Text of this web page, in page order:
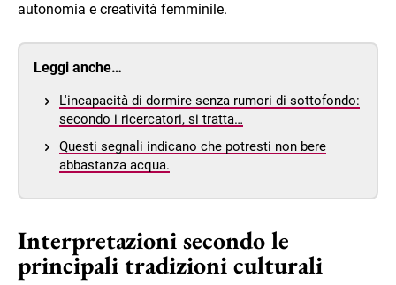
autonomia e creatività femminile.
Leggi anche…
L'incapacità di dormire senza rumori di sottofondo:
secondo i ricercatori, si tratta…
Questi segnali indicano che potresti non bere
abbastanza acqua.
Interpretazioni secondo le
principali tradizioni culturali